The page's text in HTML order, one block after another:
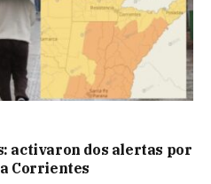
activaron dos alertas por
Corrientes